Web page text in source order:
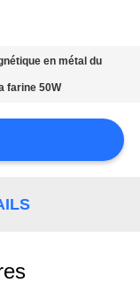
en métal du
farine 50W